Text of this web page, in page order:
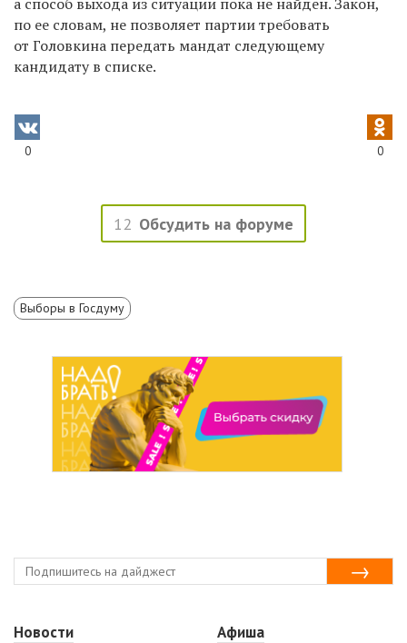
по ее словам, не позволяет партии требовать
от Головкина передать мандат следующему
кандидату в списке.
0 0
12 Обсудить на форуме
Выборы в Госдуму
Новости
Афиша